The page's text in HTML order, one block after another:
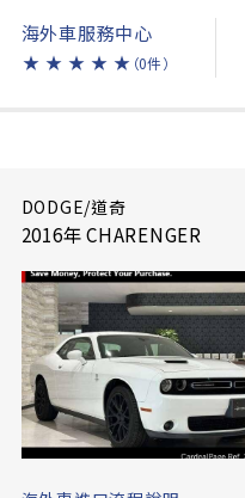
海外車服務中心
★ ★ ★ ★ ★ （0件）
DODGE/道奇
2016年 CHARENGER